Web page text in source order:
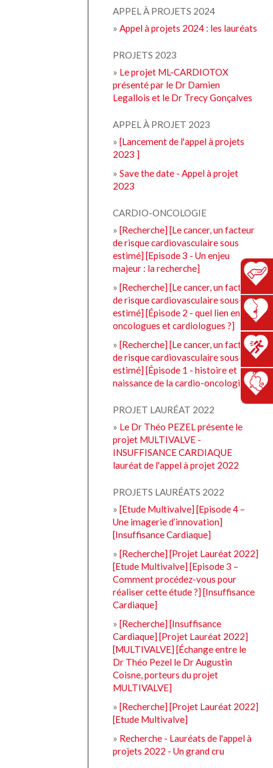
APPEL À PROJETS 2024
»Appel à projets 2024 : les lauréats
PROJETS 2023
» Le projet ML-CARDIOTOX
présenté par le Dr Damien
Legallois et le Dr Trecy Gonçalves
APPEL À PROJET 2023
»[Lancement de l'appel à projets
2023 ]
»Save the date - Appel à projet
2023
CARDIO-ONCOLOGIE
»[Recherche] [Le cancer, un facteur
de risque cardiovasculaire sous
estimé] [Episode 3 - Un enjeu
majeur : la recherche]
»[Recherche] [Le cancer, un facteur
de risque cardiovasculaire sous-
estimé] [Épisode 2 - quel lien entre
oncologues et cardiologues ?]
»[Recherche] [Le cancer, un facteur
de risque cardiovasculaire sous-
estimé] [Épisode 1 - histoire et
naissance de la cardio-oncologie]
PROJET LAURÉAT 2022
» Le Dr Théo PEZEL présente le
projet MULTIVALVE -
INSUFFISANCE CARDIAQUE
lauréat de l'appel à projet 2022
PROJETS LAURÉATS 2022
»[Etude Multivalve] [Episode 4 –
Une imagerie d’innovation]
[Insuffisance Cardiaque]
»[Recherche] [Projet Lauréat 2022]
[Etude Multivalve] [Episode 3 –
Comment procédez-vous pour
réaliser cette étude ?] [Insuffisance
Cardiaque]
»[Recherche] [Insuffisance
Cardiaque] [Projet Lauréat 2022]
[MULTIVALVE] [Échange entre le
Dr Théo Pezel le Dr Augustin
Coisne, porteurs du projet
MULTIVALVE]
»[Recherche] [Projet Lauréat 2022]
[Etude Multivalve]
» Recherche - Lauréats de l'appel à
projets 2022 - Un grand cru